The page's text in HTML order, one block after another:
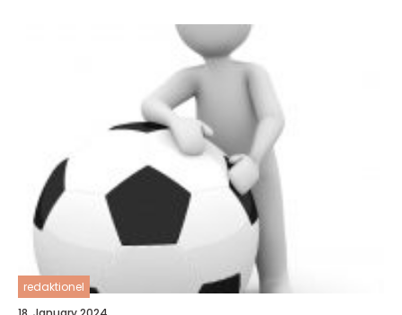
redaktionel